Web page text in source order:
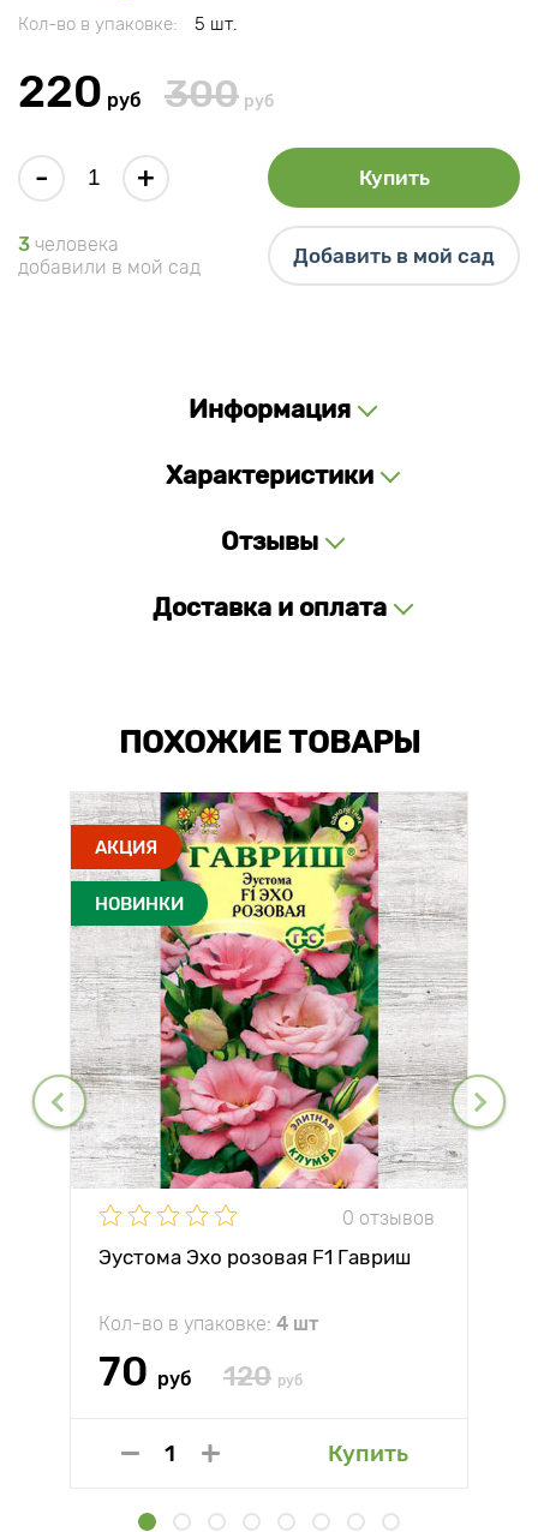
Кол-во в упаковке:
5 шт.
220 руб 300 руб
- + Купить
3 человека
добавили в мой сад
Добавить в мой сад
Информация
Характеристики
Отзывы
Доставка и оплата
ПОХОЖИЕ ТОВАРЫ
АКЦИЯ
НОВИНКИ
0 отзывов
Эустома Эхо розовая F1 Гавриш
Кол-во в упаковке: 4 шт
70 руб 120 руб
Купить